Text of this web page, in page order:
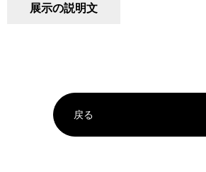
展示の説明文
戻る